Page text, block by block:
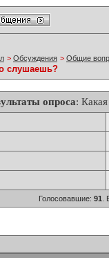
> Обсуждения > Общие
слушаешь?
опроса:
Голосовавшие: 91 .